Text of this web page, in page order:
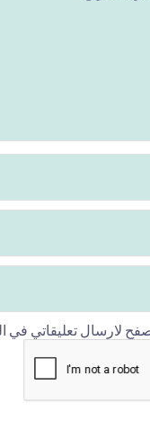
لارسال تعليقاتي في